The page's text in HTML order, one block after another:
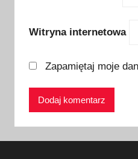
e
I
a
n
d
Witryna internetowa
Zapamiętaj moje